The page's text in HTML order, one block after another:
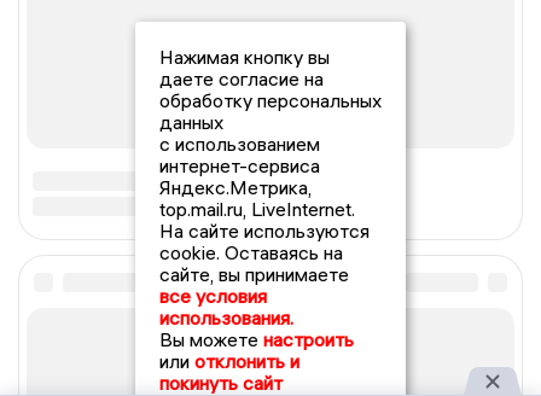
Нажимая кнопку вы
даете согласие на
обработку персональных
данных
с использованием
интернет-сервиса
Яндекс.Метрика,
top.mail.ru, LiveInternet.
На сайте используются
cookie. Оставаясь на
сайте, вы принимаете
все условия
использования.
Вы можете настроить
или отклонить и
покинуть сайт